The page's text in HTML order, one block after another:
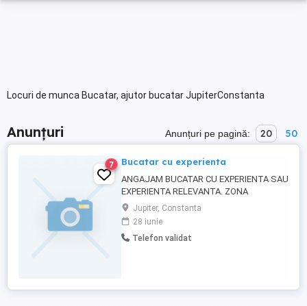
Locuri de munca Bucatar, ajutor bucatar JupiterConstanta
Anunțuri Anunțuri pe pagină: 20 50
7 Bucatar cu experienta
ANGAJAM BUCATAR CU EXPERIENTA SAU
EXPERIENTA RELEVANTA. ZONA
MANGALIA
Jupiter, Constanta
28 iunie
Telefon validat